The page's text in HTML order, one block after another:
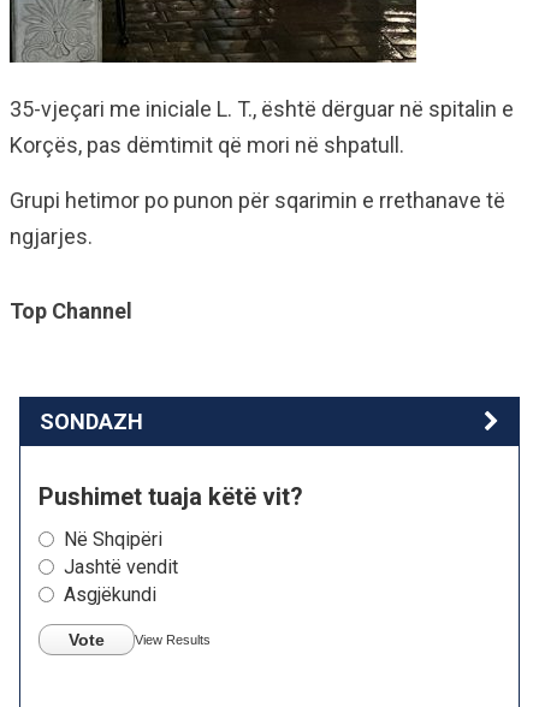
35-vjeçari me iniciale L. T., është dërguar në spitalin e
Korçës, pas dëmtimit që mori në shpatull.
Grupi hetimor po punon për sqarimin e rrethanave të
ngjarjes.
Top Channel
SONDAZH
Pushimet tuaja këtë vit?
Në Shqipëri
Jashtë vendit
Asgjëkundi
Vote View Results